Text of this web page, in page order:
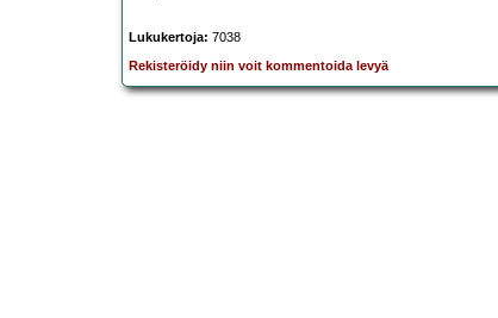
Lukukertoja: 7038
Rekisteröidy niin voit kommentoida levyä